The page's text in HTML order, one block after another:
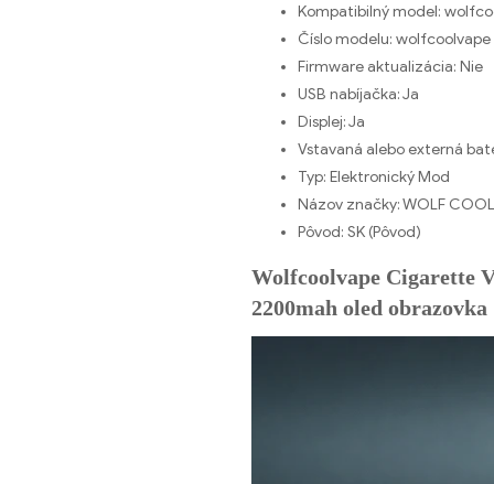
Kompatibilný model:
Číslo modelu: wolfcoolvape
Firmware aktualizácia: Nie
USB nabíjačka:Ja
Displej:Ja
Vstavaná alebo externá
Typ: Elektronický Mod
Názov značky:WOLF
Pôvod: SK (Pôvod)
Wolfcoolvape Cigarette
2200mah oled obrazovka